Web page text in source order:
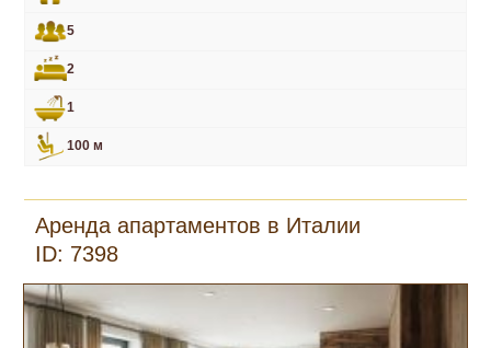
5
2
1
100 м
Аренда апартаментов в Италии
ID: 7398